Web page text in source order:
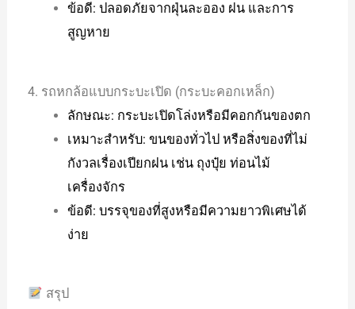
ข้อดี: ปลอดภัยจากฝุ่นละออง ฝน และการ
สูญหาย
4. รถหกล้อแบบกระบะเปิด (กระบะคอกเหล็ก)
ลักษณะ: กระบะเปิดโล่งหรือมีคอกกันของตก
เหมาะสำหรับ: ขนของทั่วไป หรือสิ่งของที่ไม่
กังวลเรื่องเปียกฝน เช่น ถุงปุ๋ย ท่อนไม้
เครื่องจักร
ข้อดี: บรรจุของที่สูงหรือมีความยาวพิเศษได้
ง่าย
สรุป